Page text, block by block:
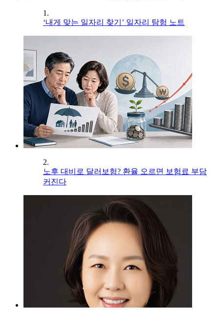
1.
‘내게 맞는 일자리 찾기’ 일자리 탐험 노트
2.
노후 대비로 달러보험? 환율 오르면 보험료 부담
커진다